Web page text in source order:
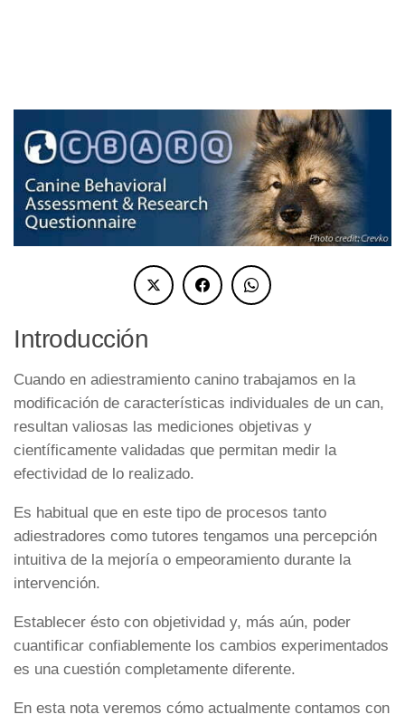
Introducción
Cuando en adiestramiento canino trabajamos en la
modificación de características individuales de un can,
resultan valiosas las mediciones objetivas y
científicamente validadas que permitan medir la
efectividad de lo realizado.
Es habitual que en este tipo de procesos tanto
adiestradores como tutores tengamos una percepción
intuitiva de la mejoría o empeoramiento durante la
intervención.
Establecer ésto con objetividad y, más aún, poder
cuantificar confiablemente los cambios experimentados
es una cuestión completamente diferente.
En esta nota veremos cómo actualmente contamos con